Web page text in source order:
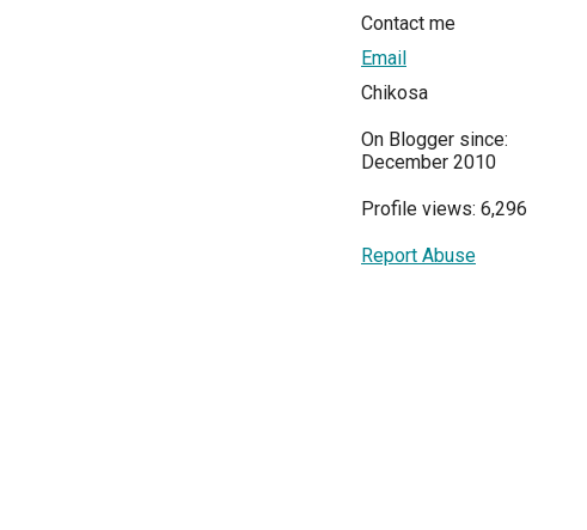
Contact me
Email
Chikosa
On Blogger since:
December 2010
Profile views: 6,296
Report Abuse